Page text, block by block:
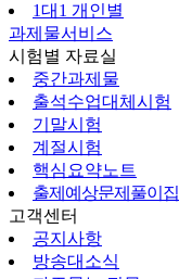
1대1 개인별
과제물서비스
시험별 자료실
중간과제물
출석수업대체시험
기말시험
계절시험
핵심요약노트
출제예상문제풀이집
고객센터
공지사항
방송대소식